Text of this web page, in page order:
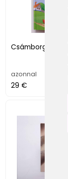
Csámborgó
azonnal
29 €